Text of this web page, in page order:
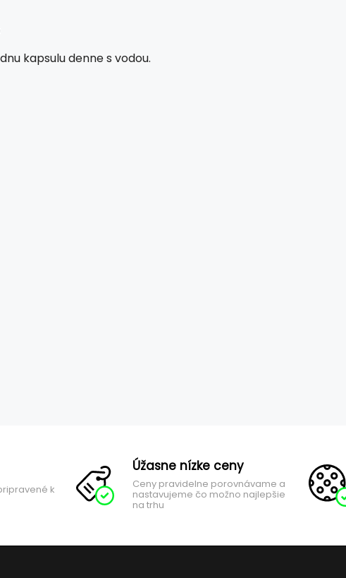
kapsulu denne s vodou.
k
Úžasne nízke ceny
Ceny pravidelne porovnávame a
nastavujeme čo možno najlepšie
na trhu